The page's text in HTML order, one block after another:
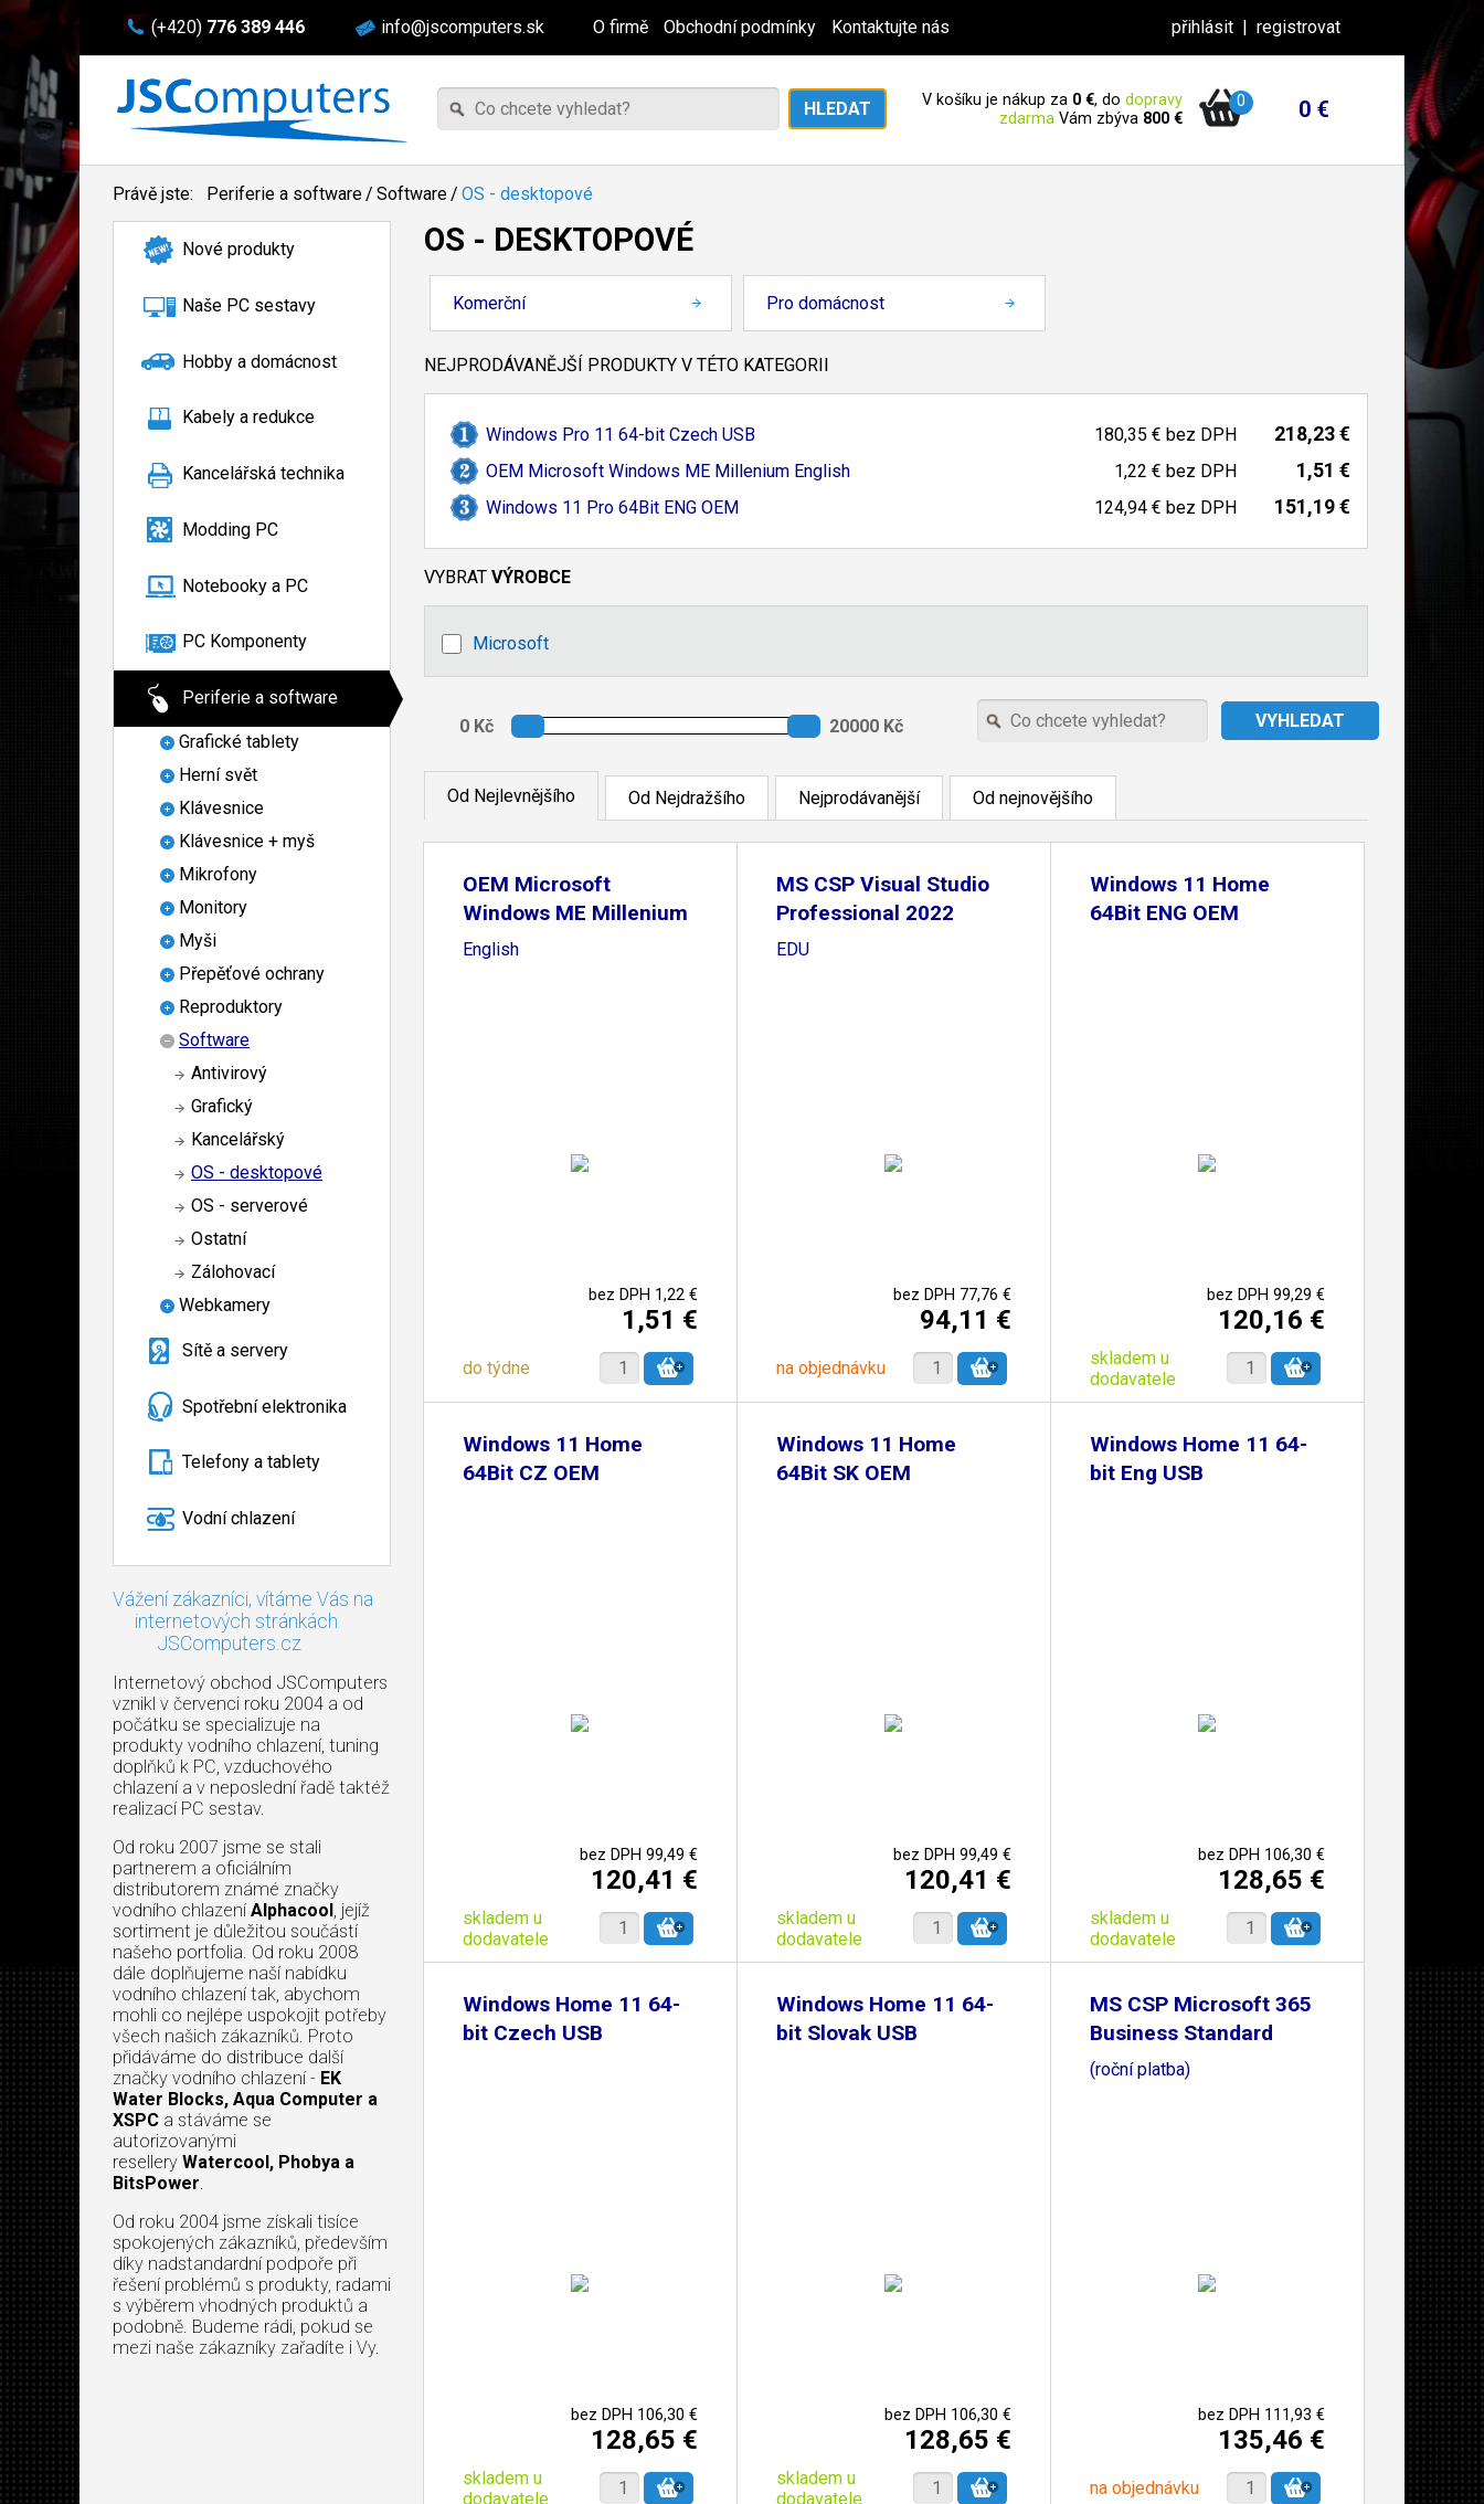
(+420) 776 389 446 info@jscomputers.sk O firmě Obchodní podmínky Kontaktujte nás přihlásit | registrovat
V košíku je nákup za 0 €, do dopravy
zdarma Vám zbýva 800 €
0 0 €
Právě jste: Periferie a software/ Software/ OS - desktopové
Nové produkty
Naše PC sestavy
Hobby a domácnost
Kabely a redukce
Kancelářská technika
Modding PC
Notebooky a PC
PC Komponenty
Periferie a software
Grafické tablety
Herní svět
Klávesnice
Klávesnice + myš
Mikrofony
Monitory
Myši
Přepěťové ochrany
Reproduktory
Software
Antivirový
Grafický
Kancelářský
OS - desktopové
OS - serverové
Ostatní
Zálohovací
Webkamery
Sítě a servery
Spotřební elektronika
Telefony a tablety
Vodní chlazení
Vážení zákazníci, vítáme Vás na
internetových stránkách
JSComputers.cz
Internetový obchod JSComputers
vznikl v červenci roku 2004 a od
počátku se specializuje na
produkty vodního chlazení, tuning
doplňků k PC, vzduchového
chlazení a v neposlední řadě taktéž
realizací PC sestav.
Od roku 2007 jsme se stali
partnerem a oficiálním
distributorem známé značky
vodního chlazení Alphacool, jejíž
sortiment je důležitou součástí
našeho portfolia. Od roku 2008
dále doplňujeme naší nabídku
vodního chlazení tak, abychom
mohli co nejlépe uspokojit potřeby
všech našich zákazníků. Proto
přidáváme do distribuce další
značky vodního chlazení - EK
Water Blocks, Aqua Computer a
XSPC a stáváme se
autorizovanými
resellery Watercool, Phobya a
BitsPower.
Od roku 2004 jsme získali tisíce
spokojených zákazníků, především
díky nadstandardní podpoře při
řešení problémů s produkty, radami
s výběrem vhodných produktů a
podobně. Budeme rádi, pokud se
mezi naše zákazníky zařadíte i Vy.
OS - DESKTOPOVÉ
Komerční Pro domácnost
NEJPRODÁVANĚJŠÍ PRODUKTY V TÉTO KATEGORII
Windows Pro 11 64-bit Czech USB 180,35 € bez DPH 218,23 €
OEM Microsoft Windows ME Millenium English 1,22 € bez DPH 1,51 €
Windows 11 Pro 64Bit ENG OEM 124,94 € bez DPH 151,19 €
VYBRAT VÝROBCE
Microsoft
Od Nejlevnějšího Od Nejdražšího Nejprodávanější Od nejnovějšího
OEM Microsoft
Windows ME Millenium
English
bez DPH 1,22 €
1,51 €
do týdne
MS CSP Visual Studio
Professional 2022
EDU
bez DPH 77,76 €
94,11 €
na objednávku
Windows 11 Home
64Bit ENG OEM
bez DPH 99,29 €
120,16 €
skladem u
dodavatele
Windows 11 Home
64Bit CZ OEM
bez DPH 99,49 €
120,41 €
skladem u
dodavatele
Windows 11 Home
64Bit SK OEM
bez DPH 99,49 €
120,41 €
skladem u
dodavatele
Windows Home 11 64-
bit Eng USB
bez DPH 106,30 €
128,65 €
skladem u
dodavatele
Windows Home 11 64-
bit Czech USB
bez DPH 106,30 €
128,65 €
skladem u
dodavatele
Windows Home 11 64-
bit Slovak USB
bez DPH 106,30 €
128,65 €
skladem u
dodavatele
MS CSP Microsoft 365
Business Standard
(roční platba)
bez DPH 111,93 €
135,46 €
na objednávku